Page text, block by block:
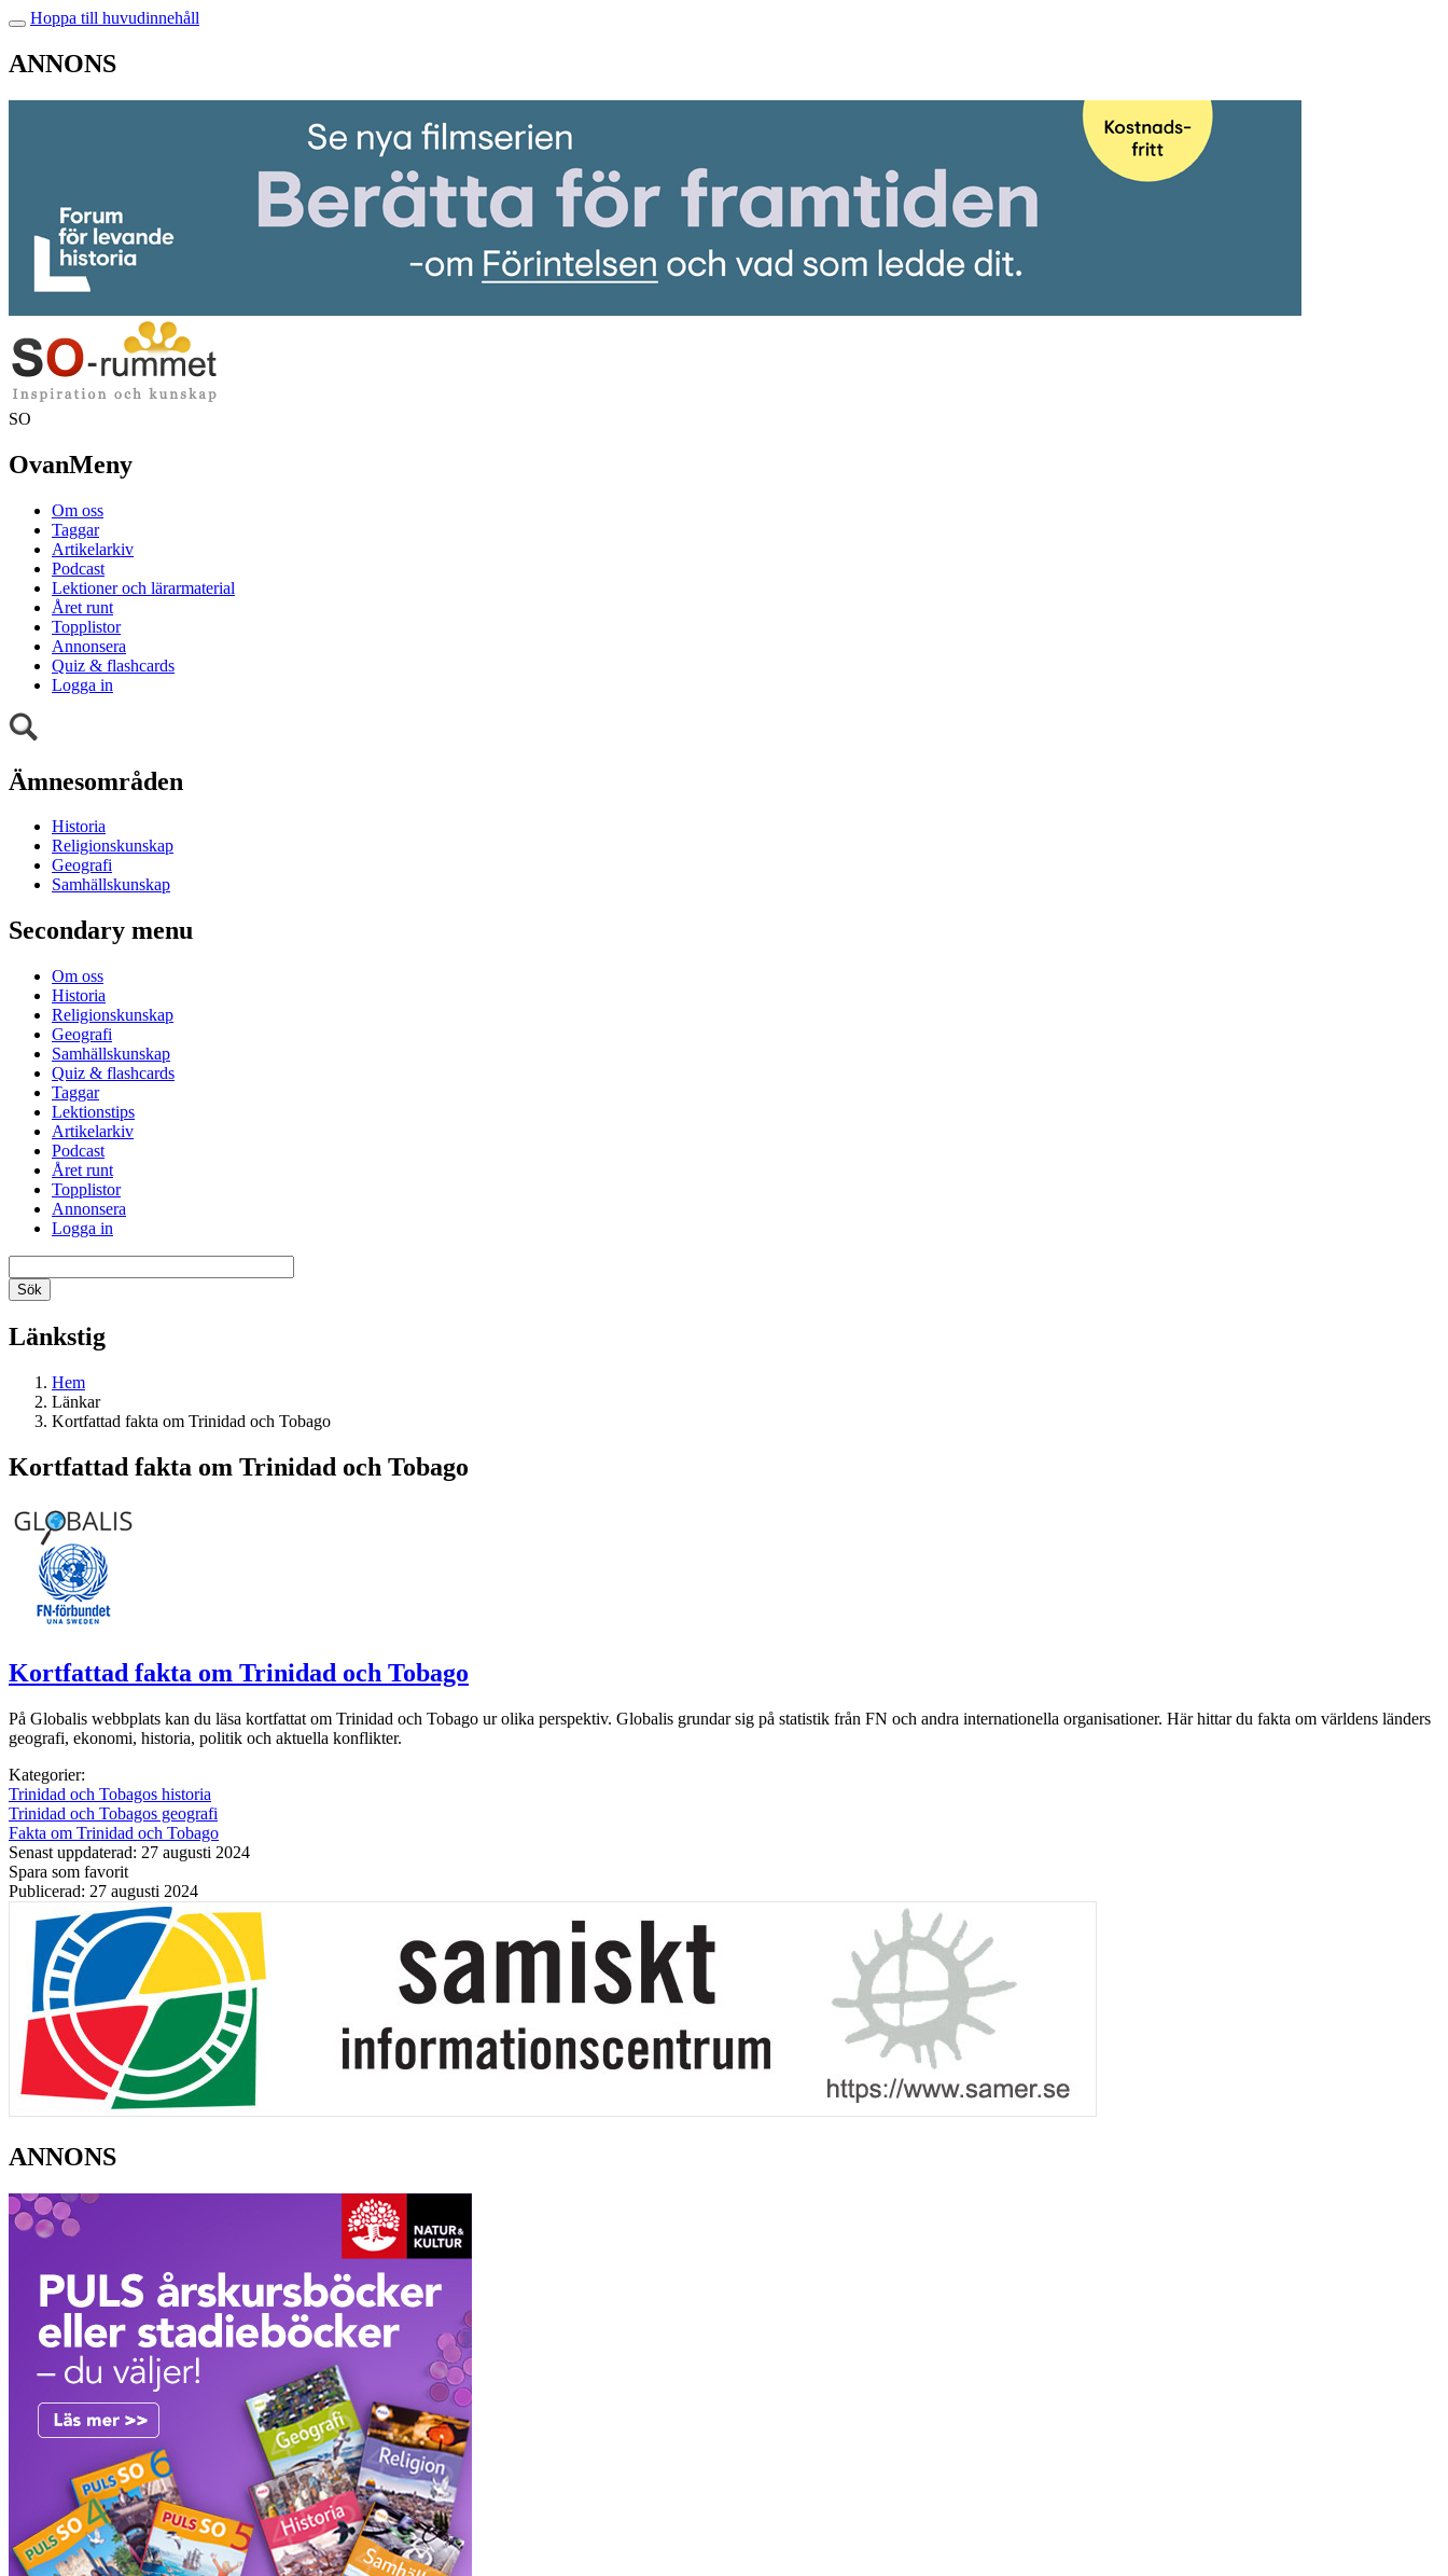
Hoppa till huvudinnehåll
ANNONS
SO
OvanMeny
Om oss
Taggar
Artikelarkiv
Podcast
Lektioner och lärarmaterial
Året runt
Topplistor
Annonsera
Quiz & flashcards
Logga in
Ämnesområden
Historia
Religionskunskap
Geografi
Samhällskunskap
Secondary menu
Om oss
Historia
Religionskunskap
Geografi
Samhällskunskap
Quiz & flashcards
Taggar
Lektionstips
Artikelarkiv
Podcast
Året runt
Topplistor
Annonsera
Logga in
Länkstig
Hem
Länkar
Kortfattad fakta om Trinidad och Tobago
Kortfattad fakta om Trinidad och Tobago
Kortfattad fakta om Trinidad och Tobago
På Globalis webbplats kan du läsa kortfattat om Trinidad och Tobago ur olika perspektiv. Globalis grundar sig på statistik från FN och andra internationella organisationer. Här hittar du fakta om världens länders
geografi, ekonomi, historia, politik och aktuella konflikter.
Kategorier:
Trinidad och Tobagos historia
Trinidad och Tobagos geografi
Fakta om Trinidad och Tobago
Senast uppdaterad: 27 augusti 2024
Spara som favorit
Publicerad: 27 augusti 2024
ANNONS